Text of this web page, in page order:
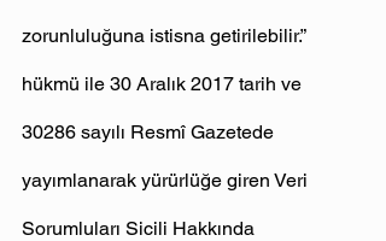
zorunluluğuna istisna getirilebilir.”
hükmü ile 30 Aralık 2017 tarih ve
30286 sayılı Resmî Gazetede
yayımlanarak yürürlüğe giren Veri
Sorumluları Sicili Hakkında